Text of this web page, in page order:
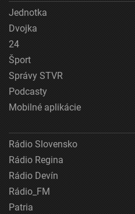
Jednotka
Dvojka
24
Šport
Správy STVR
Podcasty
Mobilné aplikácie
Rádio Slovensko
Rádio Regina
Rádio Devín
Rádio_FM
Patria